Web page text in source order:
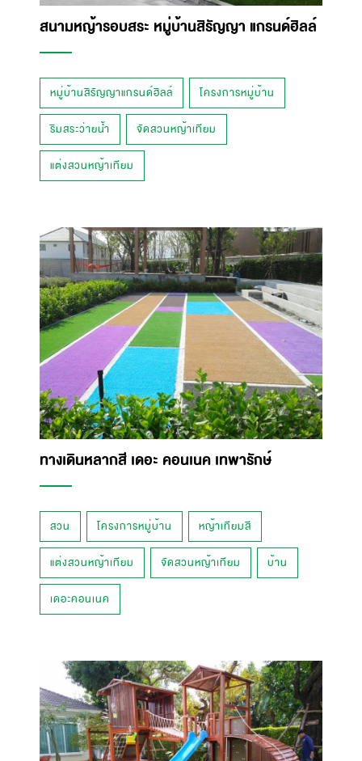
สนามหญ้ารอบสระ หมู่บ้านสิรัญญา แกรนด์ฮิลล์
หมู่บ้านสิรัญญาแกรนด์ฮิลล์ โครงการหมู่บ้าน
ริมสระว่ายน้ำ จัดสวนหญ้าเทียม
แต่งสวนหญ้าเทียม
ทางเดินหลากสี เดอะ คอนเนค เทพารักษ์
สวน โครงการหมู่บ้าน หญ้าเทียมสี
แต่งสวนหญ้าเทียม จัดสวนหญ้าเทียม บ้าน
เดอะคอนเนค